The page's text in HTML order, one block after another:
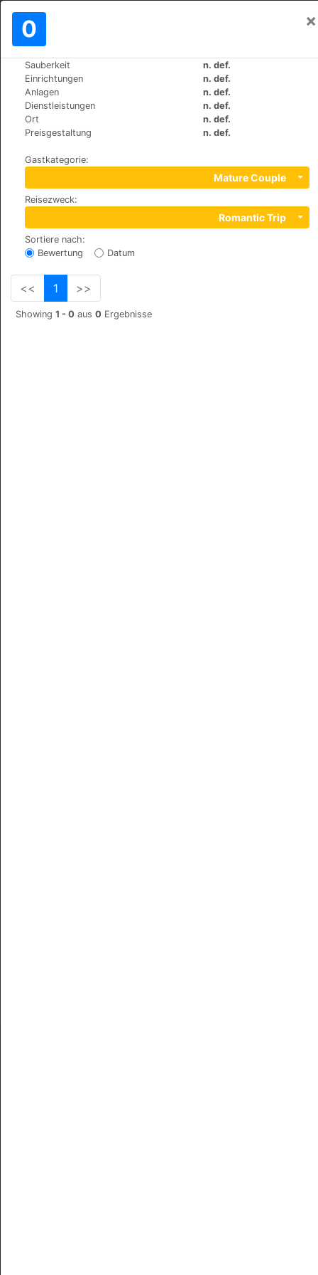
0 ×
Sauberkeit
n. def.
Einrichtungen
n. def.
Anlagen
n. def.
Dienstleistungen
n. def.
Ort
n. def.
Preisgestaltung
n. def.
Gastkategorie:
Mature Couple
Reisezweck:
Romantic Trip
Sortiere nach:
Bewertung
Datum
<< 1 >>
Showing 1 - 0 aus 0 Ergebnisse
Weltweit>Spain
Hotel y Apartamentos Roc El Pinar
+34 971213090